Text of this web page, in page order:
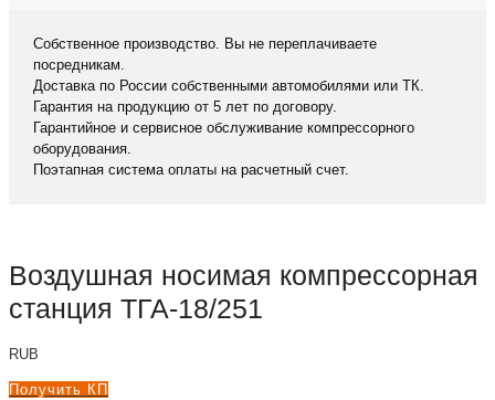
Собственное производство. Вы не переплачиваете
посредникам.
Доставка по России собственными автомобилями или ТК.
Гарантия на продукцию от 5 лет по договору.
Гарантийное и сервисное обслуживание компрессорного
оборудования.
Поэтапная система оплаты на расчетный счет.
Воздушная носимая компрессорная
станция ТГА-18/251
RUB
Получить КП